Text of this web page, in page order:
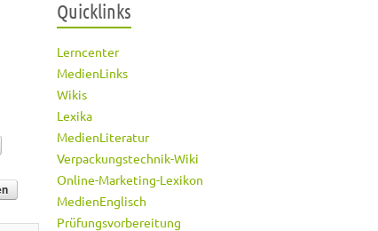
Quicklinks
Lerncenter
MedienLinks
Wikis
Lexika
MedienLiteratur
Verpackungstechnik-Wiki
Online-Marketing-Lexikon
MedienEnglisch
Prüfungsvorbereitung